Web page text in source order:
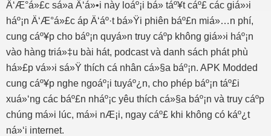
Ä‘Æ°á»£c sá»­a Ä‘á»•i này loáº¡i bá» táº¥t cáº£ các giá»›i
háº¡n Ä‘Æ°á»£c áp Ä‘áº·t bá»Ÿi phiên báº£n miá»…n phí,
cung cáº¥p cho báº¡n quyá»n truy cáº­p không giá»›i háº¡n
vào hàng triá»‡u bài hát, podcast và danh sách phát phù
há»£p vá»›i sá»Ÿ thích cá nhân cá»§a báº¡n. APK Modded
cung cáº¥p nghe ngoáº¡i tuyáº¿n, cho phép báº¡n táº£i
xuá»‘ng các báº£n nháº¡c yêu thích cá»§a báº¡n và truy cáº­p
chúng má»i lúc, má»i nÆ¡i, ngay cáº£ khi không có káº¿t
ná»‘i internet.